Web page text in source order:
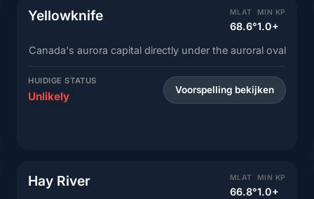
Yellowknife MLAT
68.6°
MIN KP
1.0+
Canada's aurora capital directly under the auroral oval
HUIDIGE STATUS
Unlikely Voorspelling bekijken
Hay River MLAT
66.8°
MIN KP
1.0+